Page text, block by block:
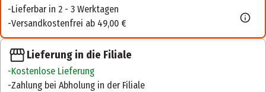
Lieferbar in 2 - 3 Werktagen
Versandkostenfrei ab 49,00 €
Lieferung in die Filiale
Kostenlose Lieferung
Zahlung bei Abholung in der Filiale